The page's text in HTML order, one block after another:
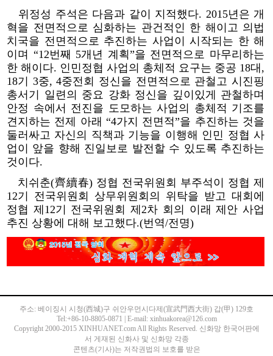
위정성 주석은 다음과 같이 지적했다. 2015년은 개
혁을 전면적으로 심화하는 관건적인 한 해이고 의법
치국을 전면적으로 추진하는 사업이 시작되는 한 해
이며 “12번째 5개년 계획”을 전면적으로 마무리하는
한 해이다. 인민정협 사업의 총체적 요구는 중공 18대,
18기 3중, 4중전회 정신을 전면적으로 관철고 시진핑
총서기 일련의 중요 강화 정신을 깊이있게 관철하며
안정 속에서 전진을 도모하는 사업의 총체적 기조를
견지하는 전제 아래 “4가지 전면적”을 추진하는 것을
둘러싸고 자신의 직책과 기능을 이행해 인민 정협 사
업이 앞을 향해 진일보로 발전할 수 있도록 추진하는
것이다.
치쉬춘(齊續春) 정협 전국위원회 부주석이 정협 제
12기 전국위원회 상무위원회의 위탁을 받고 대회에
정협 제12기 전국위원회 제2차 회의 이래 제안 사업
추진 상황에 대해 보고했다.(번역/전명)
주소: 베이징시 시청(西城)구 쉬안우먼시다제(宣武門西大街) 갑(甲) 129호
Tel:+86-10-8805-0871 | E-mail: xinhuakorea@126.com
Copyright 2000-2015 XINHUANET.com All Rights Reserved. 신화망 한국어판에
서 게재된 신화사 및 신화망 각종
콘텐츠(기사)는 저작권법의 보호를 받은